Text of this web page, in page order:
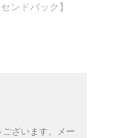
ンドバック】
ざいます。メー